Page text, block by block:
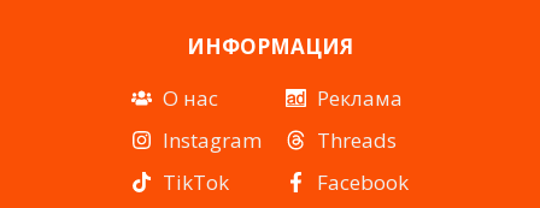
ИНФОРМАЦИЯ
О нас
Instagram
TikTok
Реклама
Threads
Facebook